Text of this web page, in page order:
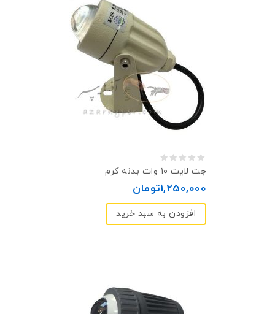
0
جت لایت ۱۰ وات بدنه کرم
1,250,000تومان
افزودن به سبد خرید